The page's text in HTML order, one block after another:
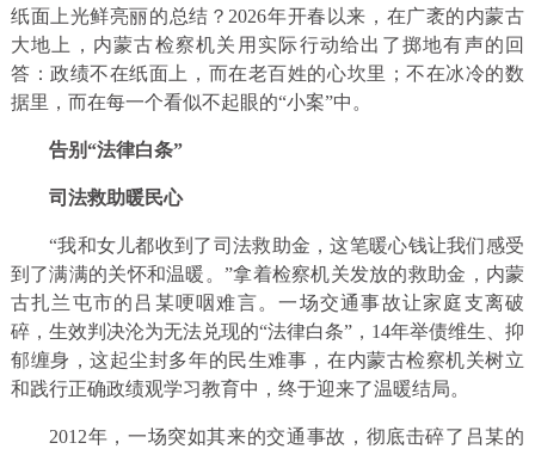
纸面上光鲜亮丽的总结？2026年开春以来，在广袤的内蒙古
大地上，内蒙古检察机关用实际行动给出了掷地有声的回
答：政绩不在纸面上，而在老百姓的心坎里；不在冰冷的数
据里，而在每一个看似不起眼的“小案”中。
告别“法律白条”
司法救助暖民心
“我和女儿都收到了司法救助金，这笔暖心钱让我们感受
到了满满的关怀和温暖。”拿着检察机关发放的救助金，内蒙
古扎兰屯市的吕某哽咽难言。一场交通事故让家庭支离破
碎，生效判决沦为无法兑现的“法律白条”，14年举债维生、抑
郁缠身，这起尘封多年的民生难事，在内蒙古检察机关树立
和践行正确政绩观学习教育中，终于迎来了温暖结局。
2012年，一场突如其来的交通事故，彻底击碎了吕某的